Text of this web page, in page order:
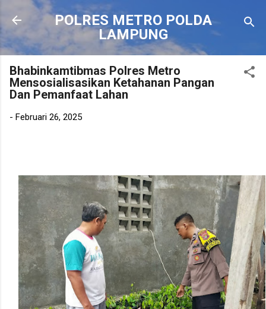
Langsung ke konten utama
POLRES METRO POLDA
LAMPUNG
Bhabinkamtibmas Polres Metro
Mensosialisasikan Ketahanan Pangan
Dan Pemanfaat Lahan
- Februari 26, 2025